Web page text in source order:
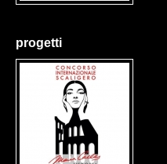
progetti